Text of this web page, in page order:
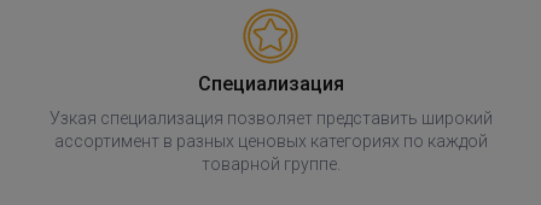
Специализация
Узкая специализация позволяет представить широкий
ассортимент в разных ценовых категориях по каждой
товарной группе.